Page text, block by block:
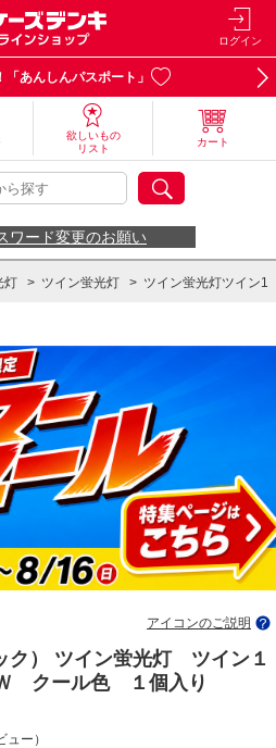
ログイン
「あんしんパスポート」
欲しいもの
リスト
カート
ワード変更のお願い
灯 > ツイン蛍光灯 > ツイン蛍光灯ツイン1
アイコンのご説明
ク） ツイン蛍光灯 ツイン１
クール色 １個入り
ュー）